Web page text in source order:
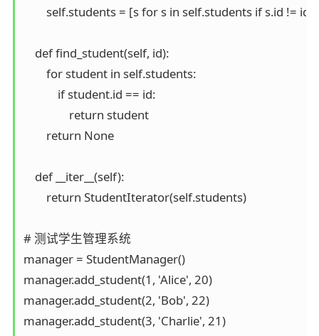
        self.students = [s for s in self.students if s.id != id]
    def find_student(self, id):
        for student in self.students:
            if student.id == id:
                return student
        return None
    def __iter__(self):
        return StudentIterator(self.students)
# 测试学生管理系统
manager = StudentManager()
manager.add_student(1, 'Alice', 20)
manager.add_student(2, 'Bob', 22)
manager.add_student(3, 'Charlie', 21)